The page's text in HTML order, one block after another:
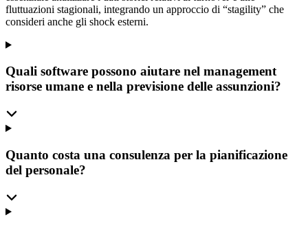
fluttuazioni stagionali, integrando un approccio di “stagility” che
consideri anche gli shock esterni.
Quali software possono aiutare nel management
risorse umane e nella previsione delle assunzioni?
Quanto costa una consulenza per la pianificazione
del personale?